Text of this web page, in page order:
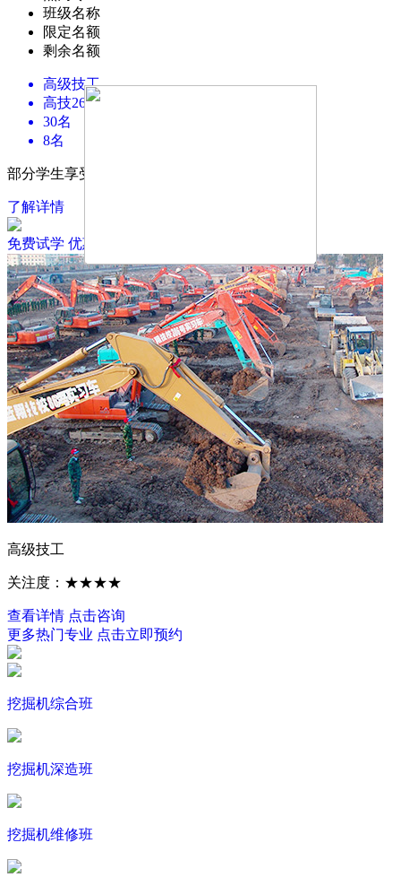
班级名称
限定名额
剩余名额
高级技工
高技2605班
30名
8名
部分学生享受国家财政生活补助每年2000元
了解详情
免费试学 优惠政策
高级技工
关注度：★★★★
查看详情 点击咨询
更多热门专业 点击立即预约
挖掘机综合班
挖掘机深造班
挖掘机维修班